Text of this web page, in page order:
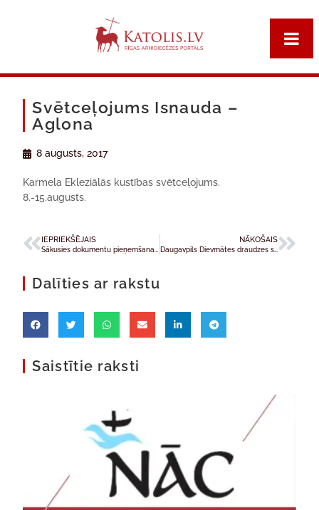
Svētceļojums Isnauda –
Aglona
8 augusts, 2017
Karmela Ekleziālās kustības svētceļojums.
8.-15.augusts.
IEPRIEKŠĒJAIS NĀKOŠAIS
Daugavpils Dievmātes draudzes svētceļojums Daugavpils – Aglona
Dalīties ar rakstu
Saistītie raksti